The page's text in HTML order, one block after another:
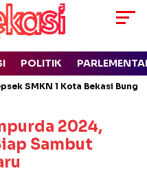
POLITIK
SMKN 1 Kota Bekasi
2024,
Sambut